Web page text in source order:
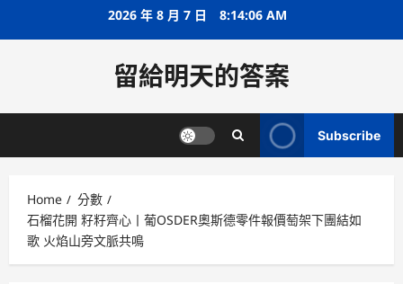
2026 年 8 月 7 日 8:14:07 AM
留給明天的答案
Subscribe
Home
分數
石榴花開 籽籽齊心丨葡OSDER奧斯德零件報價萄架下團結如
歌 火焰山旁文脈共鳴